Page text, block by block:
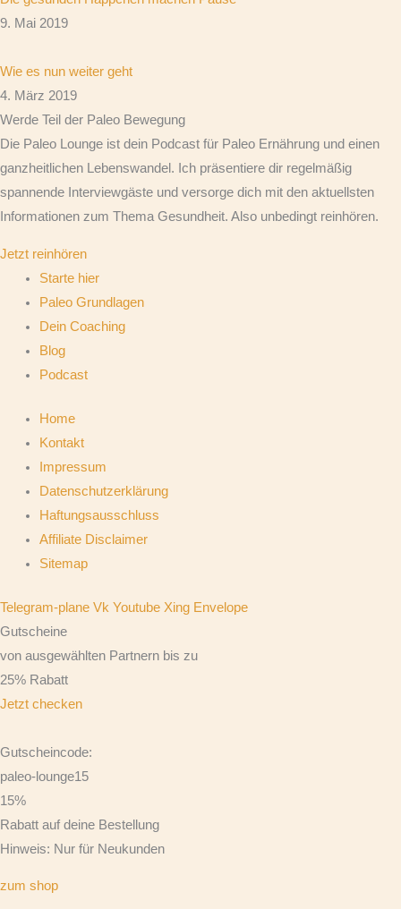
9. Mai 2019
Wie es nun weiter geht
4. März 2019
Werde Teil der Paleo Bewegung
Die Paleo Lounge ist dein Podcast für Paleo Ernährung und einen
ganzheitlichen Lebenswandel. Ich präsentiere dir regelmäßig
spannende Interviewgäste und versorge dich mit den aktuellsten
Informationen zum Thema Gesundheit. Also unbedingt reinhören.
Jetzt reinhören
Starte hier
Paleo Grundlagen
Dein Coaching
Blog
Podcast
Home
Kontakt
Impressum
Datenschutzerklärung
Haftungsausschluss
Affiliate Disclaimer
Sitemap
Telegram-plane Vk Youtube Xing Envelope
Gutscheine
von ausgewählten Partnern bis zu
25% Rabatt
Jetzt checken
Gutscheincode:
paleo-lounge15
15%
Rabatt auf deine Bestellung
Hinweis: Nur für Neukunden
zum shop